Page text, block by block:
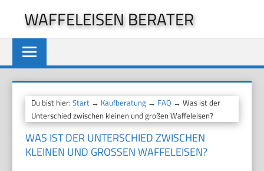
springen
WAFFELEISEN BERATER
Du bist hier:Start → Kaufberatung → FAQ → Was ist der
Unterschied zwischen kleinen und großen Waffeleisen?
WAS IST DER UNTERSCHIED ZWISCHEN
KLEINEN UND GROSSEN WAFFELEISEN?